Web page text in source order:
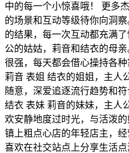
中的每一个小惊喜哦！ 更多
的场景和互动等级待你向洞
的结果，每一次互动都充满
公的姑姑，莉音和结衣的母
很强，每天都会借心操持各
莉音 表姐 结衣的姐姐，主人
随意，深爱追逐流行趋势和
结衣 表妹 莉音的妹妹，主人
欢安静地度过时光，与活泼
镇上粗点心店的年轻店主，
喜欢在社交站点上分享生活